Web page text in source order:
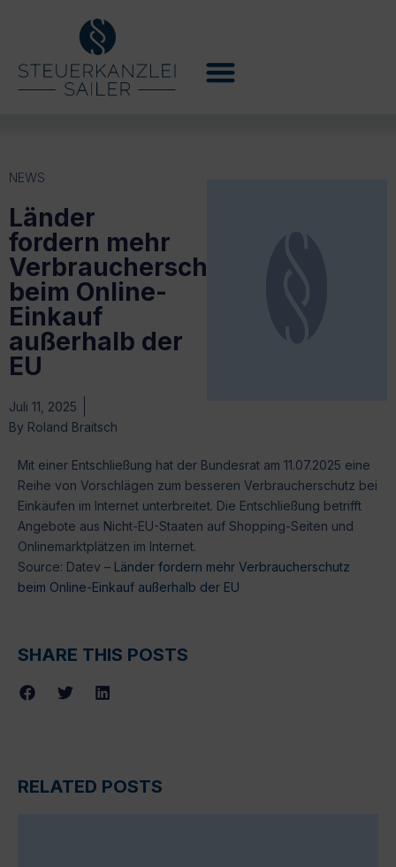
NEWS
Länder
fordern mehr
Verbraucherschutz
beim Online-
Einkauf
außerhalb der
EU
Juli 11, 2025
By Roland Braitsch
Mit einer Entschließung hat der Bundesrat am 11.07.2025 eine
Reihe von Vorschlägen zum besseren Verbraucherschutz bei
Einkäufen im Internet unterbreitet. Die Entschließung betrifft
Angebote aus Nicht-EU-Staaten auf Shopping-Seiten und
Onlinemarktplätzen im Internet.
Source: Datev – Länder fordern mehr Verbraucherschutz
beim Online-Einkauf außerhalb der EU
SHARE THIS POSTS
RELATED POSTS